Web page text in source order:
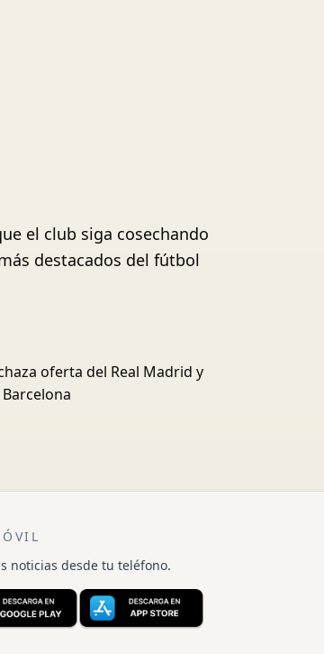
el club siga cosechando
destacados del fútbol
oferta del Real Madrid y
noticias desde tu teléfono.